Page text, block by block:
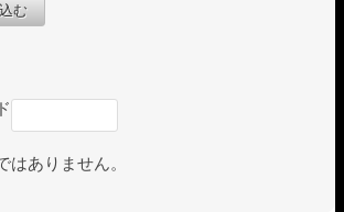
む
はありません。